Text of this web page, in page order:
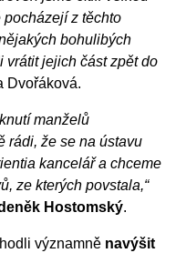
pocházejí z těchto
bohulibých
vrátit jejich část zpět do
Dvořáková.
manželů
rádi, že se na ústavu
kancelář a chceme
ze kterých povstala,“
Hostomský.
významně navýšit